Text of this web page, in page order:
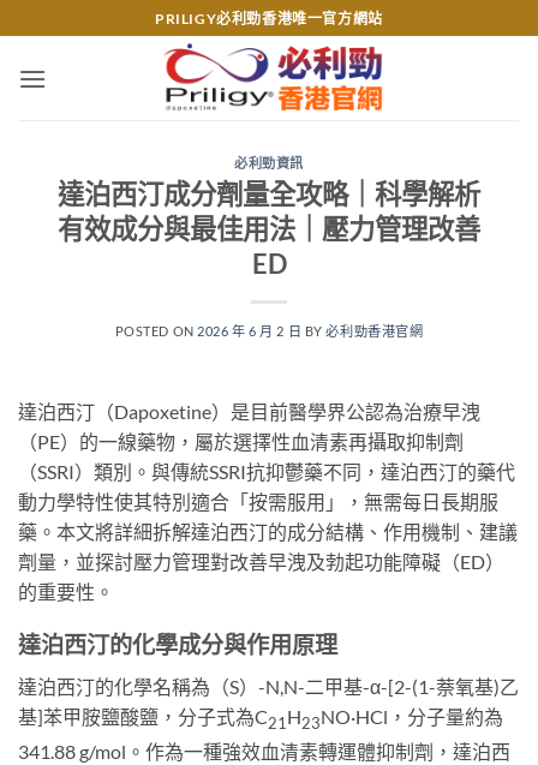
content
PRILIGY必利勁香港唯一官方網站
必利勁資訊
達泊西汀成分劑量全攻略｜科學解析
有效成分與最佳用法｜壓力管理改善
ED
POSTED ON 2026 年 6 月 2 日 BY必利勁香港官網
達泊西汀（Dapoxetine）是目前醫學界公認為治療早洩
（PE）的一線藥物，屬於選擇性血清素再攝取抑制劑
（SSRI）類別。與傳統SSRI抗抑鬱藥不同，達泊西汀的藥代
動力學特性使其特別適合「按需服用」，無需每日長期服
藥。本文將詳細拆解達泊西汀的成分結構、作用機制、建議
劑量，並探討壓力管理對改善早洩及勃起功能障礙（ED）
的重要性。
達泊西汀的化學成分與作用原理
達泊西汀的化學名稱為（S）-N,N-二甲基-α-[2-(1-萘氧基)乙
基]苯甲胺鹽酸鹽，分子式為C21 H23NO·HCl，分子量約為
341.88 g/mol。作為一種強效血清素轉運體抑制劑，達泊西